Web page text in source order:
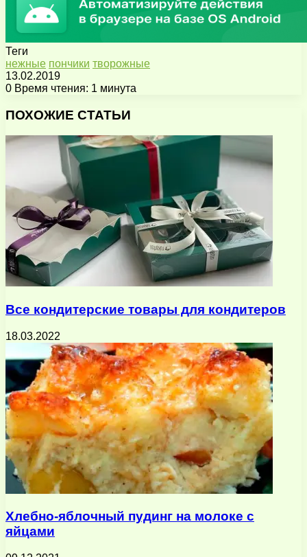
Теги
нежные пончики творожные
13.02.2019
0 Время чтения: 1 минута
через
почту
ПОХОЖИЕ СТАТЬИ
Все кондитерские товары для кондитеров
18.03.2022
Хлебно-яблочный пудинг на молоке с
яйцами